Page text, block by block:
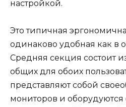
настройкой.
Это типичная
одинаково удобная как в
Средняя секция состоит
общих для обоих
представляют собой
мониторов и